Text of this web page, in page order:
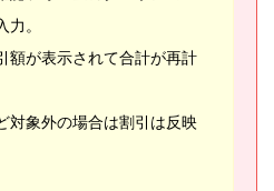
力。
額が表示されて合計が再計
対象外の場合は割引は反映